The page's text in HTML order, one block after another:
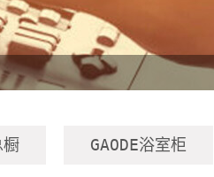
GAODE浴室柜